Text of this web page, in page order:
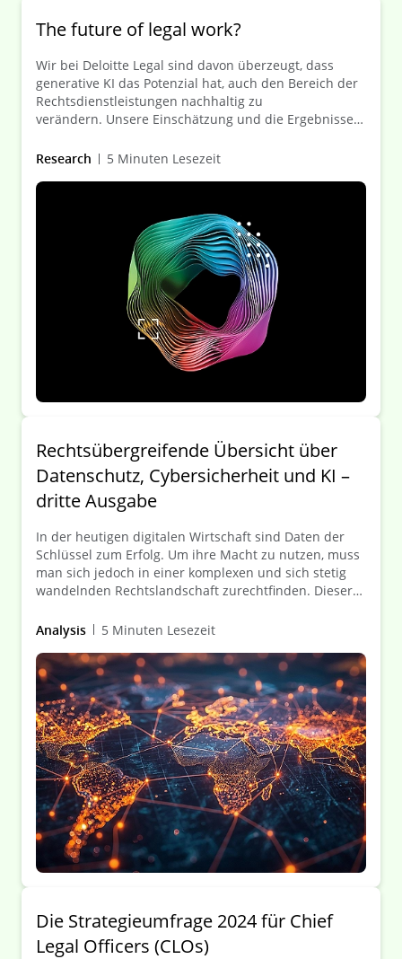
The future of legal work?
Wir bei Deloitte Legal sind davon überzeugt, dass
generative KI das Potenzial hat, auch den Bereich der
Rechtsdienstleistungen nachhaltig zu
verändern. Unsere Einschätzung und die Ergebnisse
Rechtsabteilungen von Unternehmen.
Research 5 Minuten Lesezeit
Rechtsübergreifende Übersicht über
Datenschutz, Cybersicherheit und KI –
dritte Ausgabe
In der heutigen digitalen Wirtschaft sind Daten der
Schlüssel zum Erfolg. Um ihre Macht zu nutzen, muss
man sich jedoch in einer komplexen und sich stetig
wandelnden Rechtslandschaft zurechtfinden. Dieser
die jüngsten Entwicklungen und künftigen Trends in
den Bereichen Datenschutz, Cybersicherheit und
künstliche Intelligenz in 51 Ländern.
Analysis 5 Minuten Lesezeit
Die Strategieumfrage 2024 für Chief
Legal Officers (CLOs)